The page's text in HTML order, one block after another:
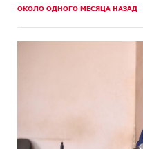
ОКОЛО ОДНОГО МЕСЯЦА НАЗАД